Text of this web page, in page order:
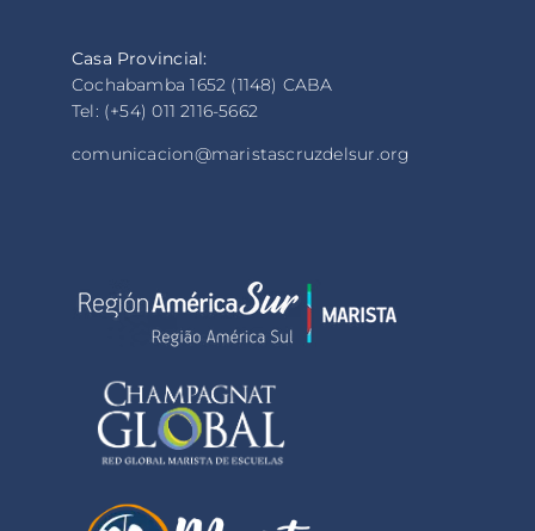
Casa Provincial:
Cochabamba 1652 (1148) CABA
Tel: (+54) 011 2116-5662
comunicacion@maristascruzdelsur.org